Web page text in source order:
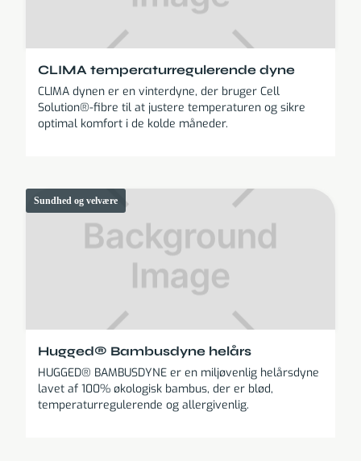
CLIMA temperaturregulerende dyne
CLIMA dynen er en vinterdyne, der bruger Cell
Solution®-fibre til at justere temperaturen og sikre
optimal komfort i de kolde måneder.
Hugged® Bambusdyne helårs
HUGGED® BAMBUSDYNE er en miljøvenlig helårsdyne
lavet af 100% økologisk bambus, der er blød,
temperaturregulerende og allergivenlig.
Sundhed og velvære